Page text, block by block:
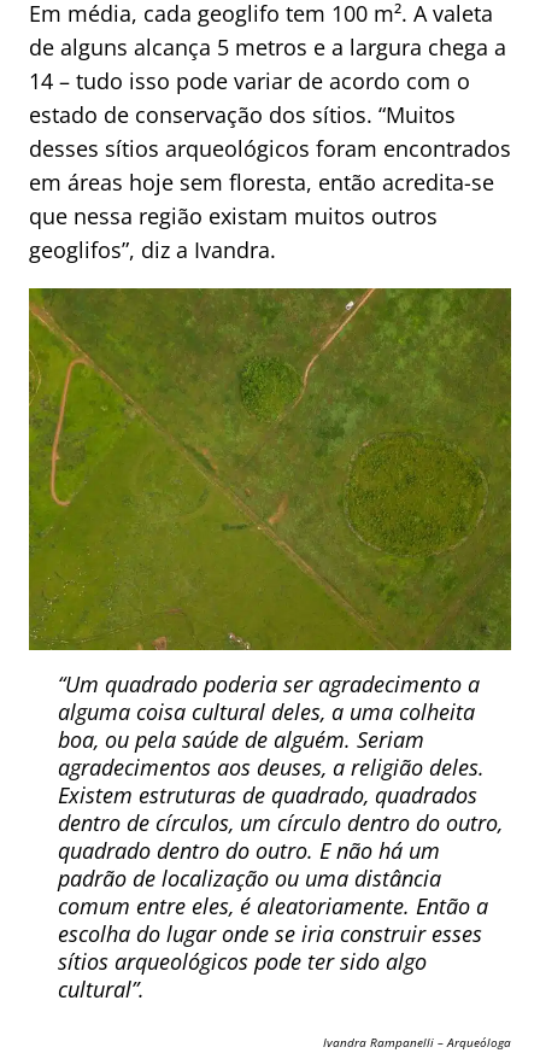
Em média, cada geoglifo tem 100 m². A valeta
de alguns alcança 5 metros e a largura chega a
14 – tudo isso pode variar de acordo com o
estado de conservação dos sítios. “Muitos
desses sítios arqueológicos foram encontrados
em áreas hoje sem floresta, então acredita-se
que nessa região existam muitos outros
geoglifos”, diz a Ivandra.
“Um quadrado poderia ser agradecimento a
alguma coisa cultural deles, a uma colheita
boa, ou pela saúde de alguém. Seriam
agradecimentos aos deuses, a religião deles.
Existem estruturas de quadrado, quadrados
dentro de círculos, um círculo dentro do outro,
quadrado dentro do outro. E não há um
padrão de localização ou uma distância
comum entre eles, é aleatoriamente. Então a
escolha do lugar onde se iria construir esses
sítios arqueológicos pode ter sido algo
cultural”.
Ivandra Rampanelli – Arqueóloga